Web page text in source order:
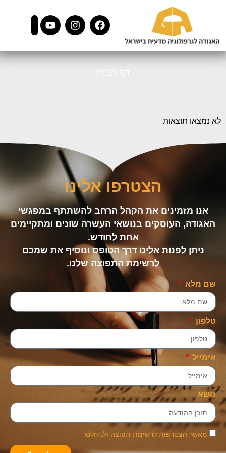
לא נמצאו תוצאות
הצטרפו אלינו
אנו מזמינים את הקהל הרחב להשתתף במפגשי
האגודה, העוסקים בנושאי העשרה שונים ומתקיימים
אחת לחודש.
ניתן לפנות אלינו דרך הטופס ונוסיף את שמכם
לרשימת התפוצה שלנו.
שם מלא
טלפון
אימייל
נושא
מאשר הצטרפות לרשימת תפוצה ולניוזלטר